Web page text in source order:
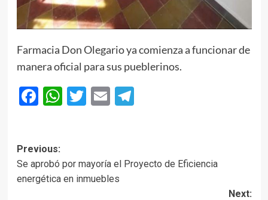
Farmacia Don Olegario ya comienza a funcionar de
manera oficial para sus pueblerinos.
Facebook
WhatsApp
Twitter
EmailTelegram
Post
navigation
Previous:
Se aprobó por mayoría el Proyecto de Eficiencia
energética en inmuebles
Next: